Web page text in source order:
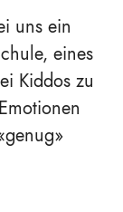
uns ein
eines
Kiddos zu